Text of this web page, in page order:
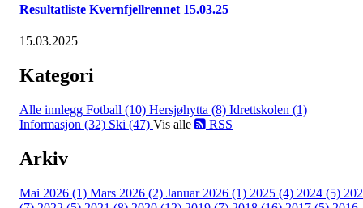
Resultatliste Kvernfjellrennet 15.03.25
15.03.2025
Kategori
Alle innlegg Fotball (10) Hersjøhytta (8) Idrettskolen (1)
Informasjon (32) Ski (47) Vis alle RSS
Arkiv
Mai 2026 (1) Mars 2026 (2) Januar 2026 (1) 2025 (4) 2024 (5)